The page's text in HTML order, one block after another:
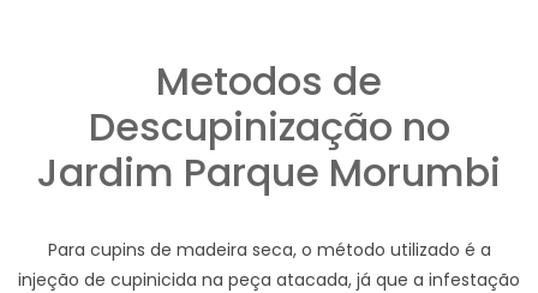
Metodos de
Descupinização no
Jardim Parque Morumbi
Para cupins de madeira seca, o método utilizado é a
injeção de cupinicida na peça atacada, já que a infestação